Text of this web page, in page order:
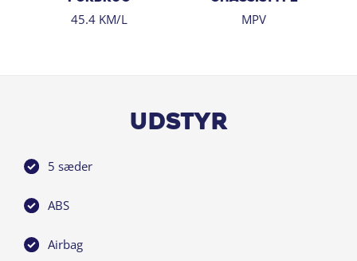
45.4 KM/L MPV
Udstyr
5 sæder
ABS
Airbag